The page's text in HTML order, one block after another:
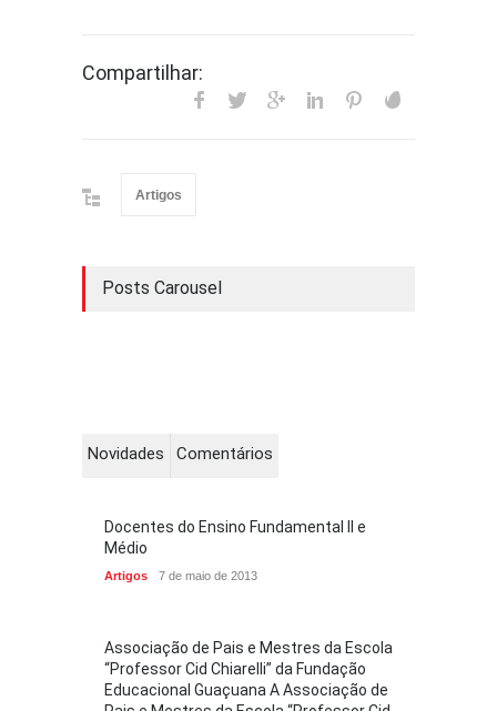
Compartilhar:
Artigos
Posts Carousel
Novidades Comentários
Docentes do Ensino Fundamental II e
Médio
Artigos 7 de maio de 2013
Associação de Pais e Mestres da Escola
“Professor Cid Chiarelli” da Fundação
Educacional Guaçuana A Associação de